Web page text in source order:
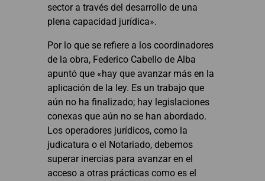
sector a través del desarrollo de una
plena capacidad jurídica».
Por lo que se refiere a los coordinadores
de la obra, Federico Cabello de Alba
apuntó que «hay que avanzar más en la
aplicación de la ley. Es un trabajo que
aún no ha finalizado; hay legislaciones
conexas que aún no se han abordado.
Los operadores jurídicos, como la
judicatura o el Notariado, debemos
superar inercias para avanzar en el
acceso a otras prácticas como es el